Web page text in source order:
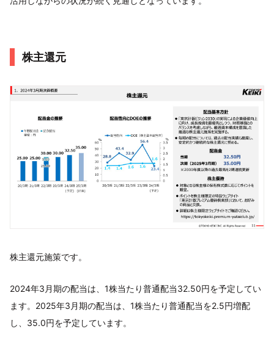
株主還元
株主還元施策です。
2024年3月期の配当は、1株当たり普通配当32.50円を予定してい
ます。2025年3月期の配当は、1株当たり普通配当を2.5円増配
し、35.0円を予定しています。